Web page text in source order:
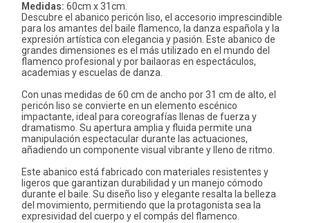
Medidas: 60cm x 31cm.
Descubre el abanico pericón liso, el accesorio imprescindible
para los amantes del baile flamenco, la danza española y la
expresión artística con elegancia y pasión. Este abanico de
grandes dimensiones es el más utilizado en el mundo del
flamenco profesional y por bailaoras en espectáculos,
academias y escuelas de danza.
Con unas medidas de 60 cm de ancho por 31 cm de alto, el
pericón liso se convierte en un elemento escénico
impactante, ideal para coreografías llenas de fuerza y
dramatismo. Su apertura amplia y fluida permite una
manipulación espectacular durante las actuaciones,
añadiendo un componente visual vibrante y lleno de ritmo.
Este abanico está fabricado con materiales resistentes y
ligeros que garantizan durabilidad y un manejo cómodo
durante el baile. Su diseño liso y elegante resalta la belleza
del movimiento, permitiendo que la protagonista sea la
expresividad del cuerpo y el compás del flamenco.